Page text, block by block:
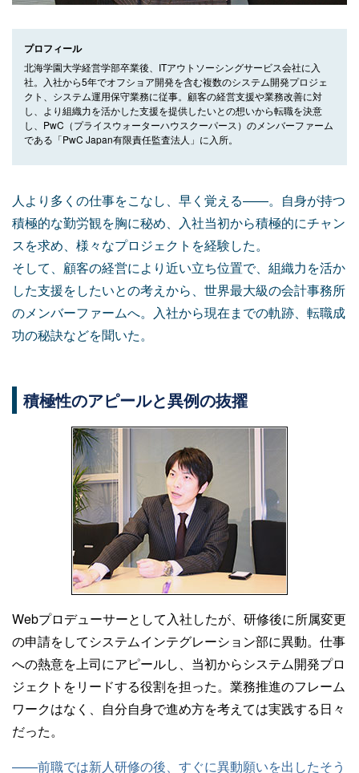
プロフィール
北海学園大学経営学部卒業後、ITアウトソーシングサービス会社に入
社。入社から5年でオフショア開発を含む複数のシステム開発プロジェ
クト、システム運用保守業務に従事。顧客の経営支援や業務改善に対
し、より組織力を活かした支援を提供したいとの想いから転職を決意
し、PwC（プライスウォーターハウスクーパース）のメンバーファーム
である「PwC Japan有限責任監査法人」に入所。
人より多くの仕事をこなし、早く覚える——。自身が持つ
積極的な勤労観を胸に秘め、入社当初から積極的にチャン
スを求め、様々なプロジェクトを経験した。
そして、顧客の経営により近い立ち位置で、組織力を活か
した支援をしたいとの考えから、世界最大級の会計事務所
のメンバーファームへ。入社から現在までの軌跡、転職成
功の秘訣などを聞いた。
積極性のアピールと異例の抜擢
Webプロデューサーとして入社したが、研修後に所属変更
の申請をしてシステムインテグレーション部に異動。仕事
への熱意を上司にアピールし、当初からシステム開発プロ
ジェクトをリードする役割を担った。業務推進のフレーム
ワークはなく、自分自身で進め方を考えては実践する日々
だった。
——前職では新人研修の後、すぐに異動願いを出したそう